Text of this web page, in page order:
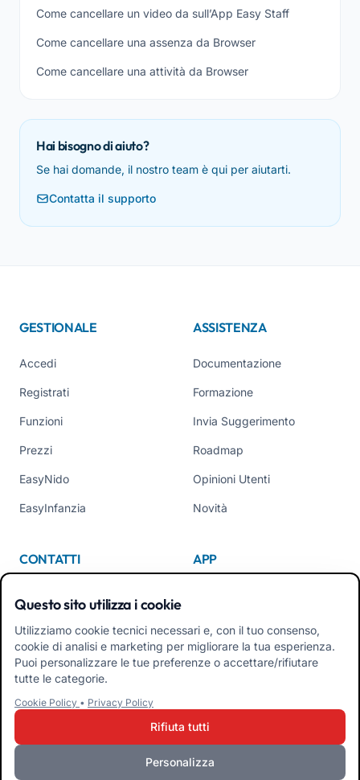
Come cancellare un video da sull’App Easy Staff
Come cancellare una assenza da Browser
Come cancellare una attività da Browser
Hai bisogno di aiuto?
Se hai domande, il nostro team è qui per aiutarti.
Contatta il supporto
GESTIONALE
Accedi
Registrati
Funzioni
Prezzi
EasyNido
EasyInfanzia
ASSISTENZA
Documentazione
Formazione
Invia Suggerimento
Roadmap
Opinioni Utenti
Novità
CONTATTI
Contattaci
Tel +39 02 84152514
APP
Questo sito utilizza i cookie
Utilizziamo cookie tecnici necessari e, con il tuo consenso,
cookie di analisi e marketing per migliorare la tua esperienza.
Puoi personalizzare le tue preferenze o accettare/rifiutare
tutte le categorie.
Cookie Policy • Privacy Policy
Rifiuta tutti
Personalizza